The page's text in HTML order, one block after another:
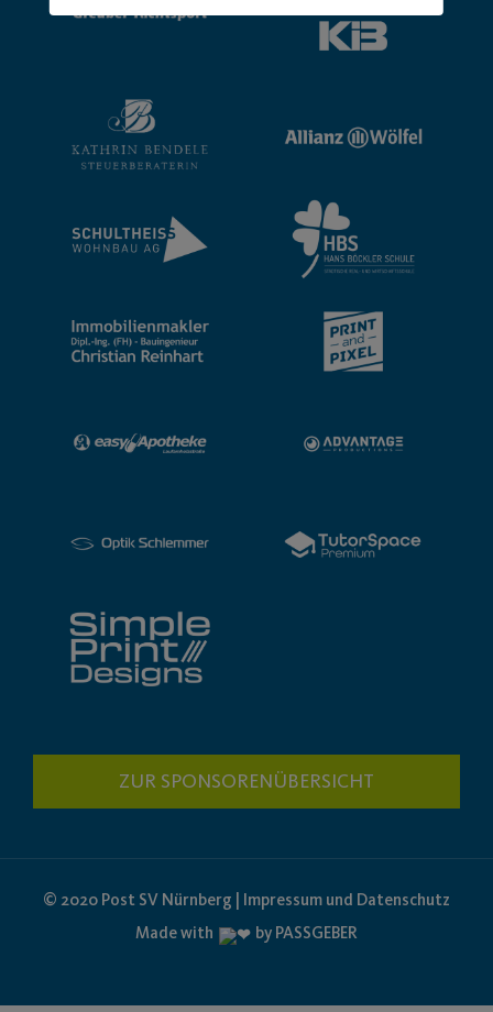
ZUR SPONSORENÜBERSICHT
© 2020 Post SV Nürnberg | Impressum und Datenschutz
Made with
by PASSGEBER